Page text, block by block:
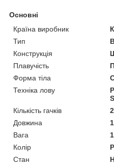
Основні
Країна виробник
Тип
Конструкція
Плавучість
Форма тіла
Техніка лову
Кількість гачків
2
Довжина
Вага
Колір
Стан